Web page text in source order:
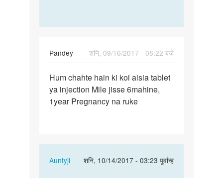
Pandey
शनि, 09/16/2017 - 08:22 बजे
Hum
chahte
hain
Hum chahte hain ki koi aisia tablet
ya injection Mile jisse 6mahine,
1year Pregnancy na ruke
Auntyji
शनि, 10/14/2017 - 03:23 पूर्वान्ह
In